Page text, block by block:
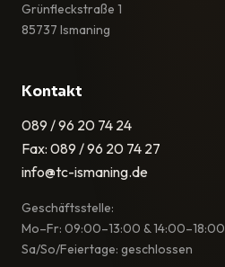
Grünfleckstraße 1
85737 Ismaning
Kontakt
089 / 96 20 74 24
Fax: 089 / 96 20 74 27
info@tc-ismaning.de
Geschäftsstelle:
Mo–Fr: 09:00–13:00 & 14:00–18:00
Sa/So/Feiertage: geschlossen